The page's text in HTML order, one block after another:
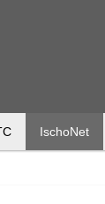
IschoNet